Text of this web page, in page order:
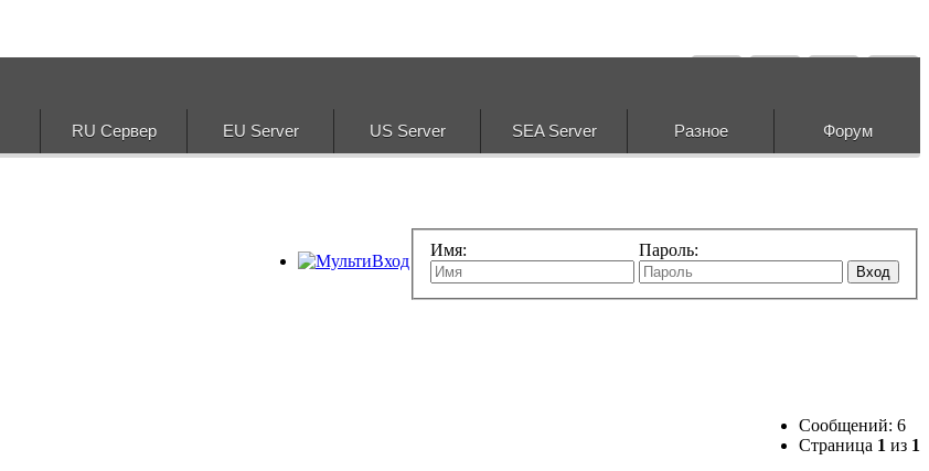
RU Сервер EU Server US Server SEA Server Разное Форум
Имя: Пароль:
Вход
Сообщений: 6
Страница 1 из 1